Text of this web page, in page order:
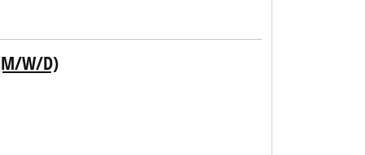
W/D)